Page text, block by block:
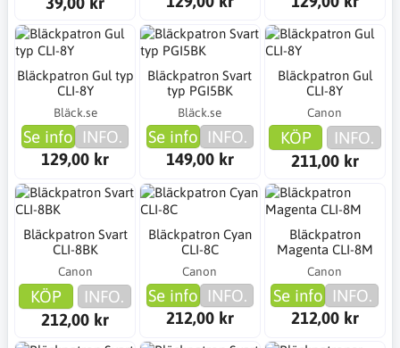
Bläckpatron Gul typ
CLI-8Y
Bläck.se
Se info INFO.
129,00 kr
Bläckpatron Svart
typ PGI5BK
Bläck.se
Se info INFO.
149,00 kr
Bläckpatron Gul
CLI-8Y
Canon
KÖP
INFO.
211,00 kr
Bläckpatron Svart
CLI-8BK
Canon
KÖP
INFO.
212,00 kr
Bläckpatron Cyan
CLI-8C
Canon
Se info INFO.
212,00 kr
Bläckpatron
Magenta CLI-8M
Canon
Se info INFO.
212,00 kr